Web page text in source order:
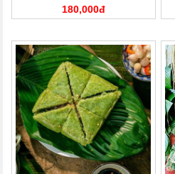
180,000đ